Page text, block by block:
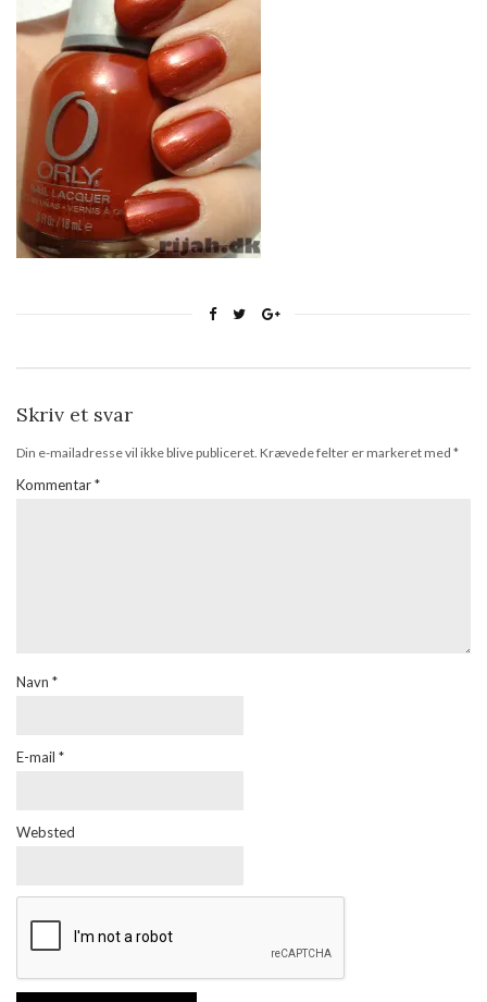
Skriv et svar
Din e-mailadresse vil ikke blive publiceret. Krævede felter er markeret med *
Kommentar*
Navn *
E-mail *
Websted